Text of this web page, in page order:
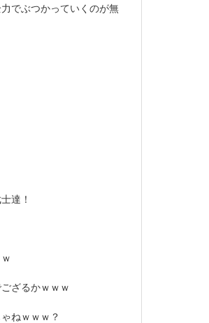
でぶつかっていくのが無
達！
ざるかｗｗｗ
ねｗｗｗ？